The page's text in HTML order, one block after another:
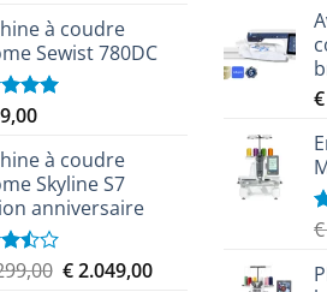
initial
était :
est :
€ 8.999,00.
à coudre
Sewist 780DC
5.00
à coudre
Skyline S7
anniversaire
Le
€2.049,00Le
€
5
€